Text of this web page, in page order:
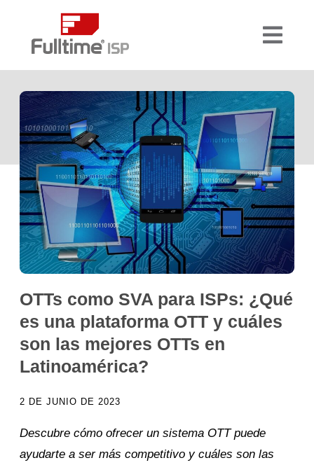
OTTs como SVA para ISPs: ¿Qué
es una plataforma OTT y cuáles
son las mejores OTTs en
Latinoamérica?
2 DE JUNIO DE 2023
Descubre cómo ofrecer un sistema OTT puede
ayudarte a ser más competitivo y cuáles son las